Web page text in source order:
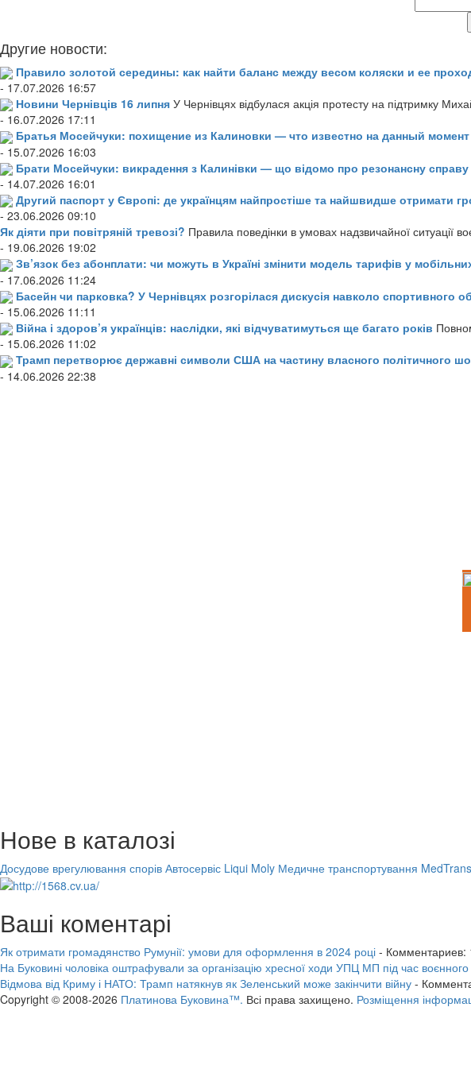
Другие новости:
Правило золотой середины: как найти баланс между весом коляски и ее
- 17.07.2026 16:57
Новини Чернівців 16 липня У Чернівцях відбулася акція протесту на підтримку
- 16.07.2026 17:11
Братья Мосейчуки: похищение из Калиновки — что известно на данный момент
- 15.07.2026 16:03
Брати Мосейчуки: викрадення з Калинівки — що відомо про резонансну справу
- 14.07.2026 16:01
Другий паспорт у Європі: де українцям найпростіше та найшвидше отримати
- 23.06.2026 09:10
Як діяти при повітряній тревозі? Правила поведінки в умовах надзвичайної ситуації
- 19.06.2026 19:02
Зв’язок без абонплати: чи можуть в Україні змінити модель тарифів у
- 17.06.2026 11:24
Басейн чи парковка? У Чернівцях розгорілася дискусія навколо спортивного
- 15.06.2026 11:11
Війна і здоров’я українців: наслідки, які відчуватимуться ще багато років
- 15.06.2026 11:02
Трамп перетворює державні символи США на частину власного політичного
- 14.06.2026 22:38
Нове в каталозі
Досудове врегулювання спорів Автосервіс Liqui Moly Медичне транспортування
Ваші коментарі
Як отримати громадянство Румунії: умови для оформлення в 2024 році - Комментариев:
На Буковині чоловіка оштрафували за організацію хресної ходи УПЦ МП під час воєнного
Відмова від Криму і НАТО: Трамп натякнув як Зеленський може закінчити війну -
Copyright © 2008-2026 Платинова Буковина™. Всі права захищено. Розміщення